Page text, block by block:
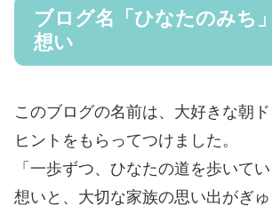
ブログ名「ひなたのみち
想い
このブログの名前は、大好きな朝
ヒントをもらってつけました。
「一歩ずつ、ひなたの道を歩いて
想いと、大切な家族の思い出がぎゅ